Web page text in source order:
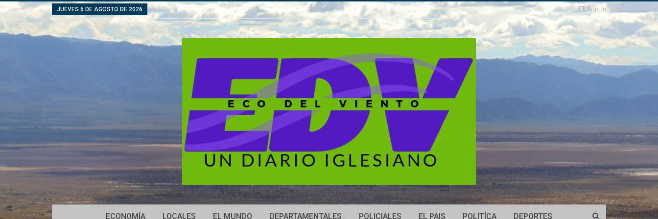
Sign In
JUEVES 6 DE AGOSTO DE 2026
ECONOMÍA LOCALES EL MUNDO DEPARTAMENTALES POLICIALES EL PAIS POLITÍCA DEPORTES